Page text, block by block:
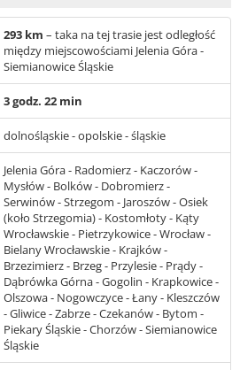
293 km – taka na tej trasie jest odległość
między miejscowościami Jelenia Góra -
Siemianowice Śląskie
3 godz. 22 min
dolnośląskie - opolskie - śląskie
Jelenia Góra - Radomierz - Kaczorów -
Mysłów - Bolków - Dobromierz -
Serwinów - Strzegom - Jaroszów - Osiek
(koło Strzegomia) - Kostomłoty - Kąty
Wrocławskie - Pietrzykowice - Wrocław -
Bielany Wrocławskie - Krajków -
Brzezimierz - Brzeg - Przylesie - Prądy -
Dąbrówka Górna - Gogolin - Krapkowice -
Olszowa - Nogowczyce - Łany - Kleszczów
- Gliwice - Zabrze - Czekanów - Bytom -
Piekary Śląskie - Chorzów - Siemianowice
Śląskie